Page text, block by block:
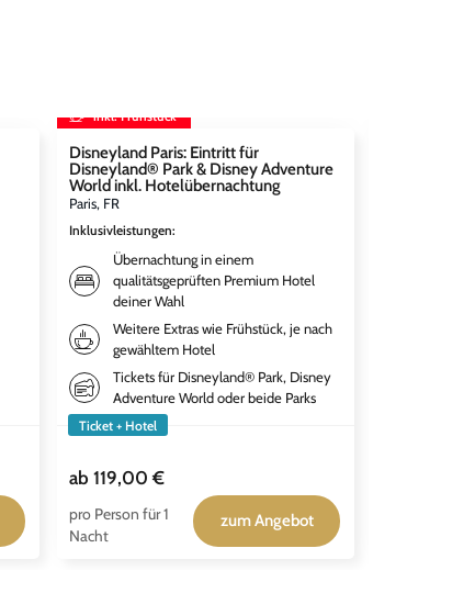
inkl. Frühstück
Disneyland Paris: Eintritt für
Disneyland® Park & Disney Adventure
World inkl. Hotelübernachtung
Paris, FR
Inklusivleistungen:
Übernachtung in einem
qualitätsgeprüften Premium Hotel
deiner Wahl
Weitere Extras wie Frühstück, je nach
gewähltem Hotel
Tickets für Disneyland® Park, Disney
Adventure World oder beide Parks
Ticket + Hotel
ab 119,00 €
pro Person für 1
Nacht
zum Angebot